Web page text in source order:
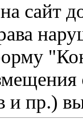
сайт
и пр.)